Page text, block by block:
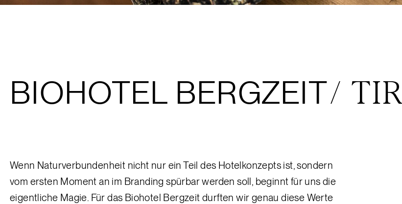
BIOHOTEL BERGZEIT/
Wenn Naturverbundenheit nicht nur ein Teil des Hotelkonzepts ist, sondern
vom ersten Moment an im Branding spürbar werden soll, beginnt für uns die
eigentliche Magie. Für das Biohotel Bergzeit durften wir genau diese Werte